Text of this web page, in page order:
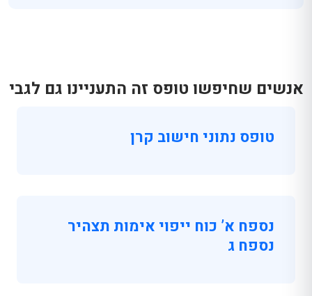
אנשים שחיפשו טופס זה התעניינו גם לגבי
טופס נתוני חישוב קרן
נספח א’ כוח ייפוי אימות תצהיר
נספח ג